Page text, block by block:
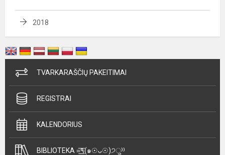
2018
TVARKARAŠČIŲ PAKEITIMAI
REGISTRAI
KALENDORIUS
BIBLIOTEKA =͟͟͞͞٩(๑☉ᴗ☉)੭ु⁾⁾